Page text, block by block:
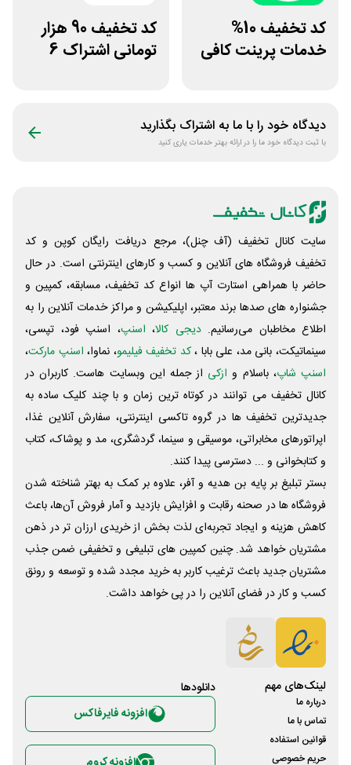
کد تخفیف 10%
خدمات پرینت کافی
کد تخفیف 90 هزار
تومانی اشتراک 6
دیدگاه خود را با ما به اشتراک بگذارید
با ثبت دیدگاه خود ما را در ارائه بهتر خدمات یاری کنید
سایت کانال تخفیف (آف چنل)، مرجع دریافت رایگان کوپن و کد
تخفیف فروشگاه های آنلاین و کسب و‌ کارهای اینترنتی است. در حال
حاضر با همراهی استارت آپ ها انواع کد تخفیف، مسابقه، کمپین و
جشنواره های صدها برند معتبر، اپلیکیشن و مراکز خدمات آنلاین را به
اطلاع مخاطبان می‌رسانیم. دیجی کالا، اسنپ، اسنپ فود، تپسی،
سینماتیکت، بانی مد، علی‌ بابا ،کد تخفیف فیلیمو، نماوا، اسنپ مارکت،
اسنپ شاپ، باسلام و ازکی از جمله این وبسایت ‌هاست. کاربران در
کانال تخفیف می توانند در کوتاه ترین زمان و با چند کلیک ساده به
جدیدترین تخفیف ها در گروه تاکسی اینترنتی، سفارش آنلاین غذا،
اپراتورهای مخابراتی، موسیقی و سینما، گردشگری، مد و پوشاک، کتاب
و کتابخوانی و ... دسترسی پیدا کنند.
بستر تبلیغ بر پایه بن هدیه و آفر، علاوه بر کمک به بهتر شناخته شدن
فروشگاه ها در صحنه رقابت و افزایش بازدید و آمار فروش آن‌ها، باعث
کاهش هزینه و ایجاد تجربه‌ای لذت بخش از خریدی ارزان تر در ذهن
مشتریان خواهد شد. چنین کمپین های تبلیغی و تخفیفی ضمن جذب
مشتریان جدید باعث ترغیب کاربر به خرید مجدد شده و توسعه و رونق
کسب و کار در فضای آنلاین را در پی خواهد داشت.
لینک‌های مهم
درباره ما
تماس با ما
قوانین استفاده
حریم خصوصی
دانلود‌ها
افزونه فایرفاکس